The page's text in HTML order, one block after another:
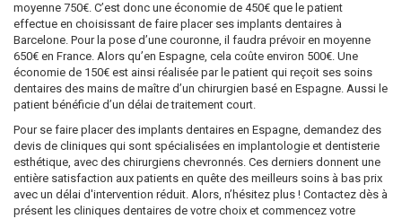
moyenne 750€. C’est donc une économie de 450€ que le patient
effectue en choisissant de faire placer ses implants dentaires à
Barcelone. Pour la pose d’une couronne, il faudra prévoir en moyenne
650€ en France. Alors qu’en Espagne, cela coûte environ 500€. Une
économie de 150€ est ainsi réalisée par le patient qui reçoit ses soins
dentaires des mains de maître d’un chirurgien basé en Espagne. Aussi le
patient bénéficie d’un délai de traitement court.
Pour se faire placer des implants dentaires en Espagne, demandez des
devis de cliniques qui sont spécialisées en implantologie et dentisterie
esthétique, avec des chirurgiens chevronnés. Ces derniers donnent une
entière satisfaction aux patients en quête des meilleurs soins à bas prix
avec un délai d'intervention réduit. Alors, n’hésitez plus ! Contactez dès à
présent les cliniques dentaires de votre choix et commencez votre